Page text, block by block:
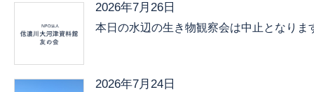
2026年7月26日
本日の水辺の生き物観察会は中止となりま
2026年7月24日